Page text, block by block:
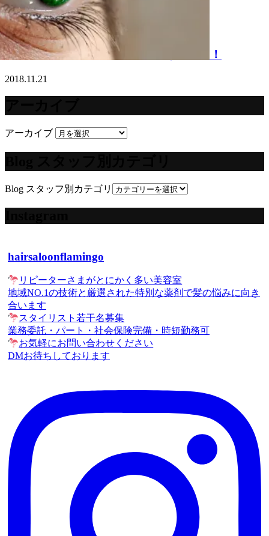
アイラッシュフラミンゴのまつげパーマ！
2018.11.21
アーカイブ
Blog スタッフ別カテゴリ
hairsaloonflamingo
リピーターさまがとにかく多い美容室
地域NO.1の技術と厳選された特別な薬剤で髪の悩みに向き
合います
スタイリスト若干名募集
業務委託・パート・社会保険完備・時短勤務可
お気軽にお問い合わせください
DMお待ちしております